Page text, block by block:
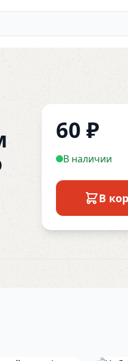
60 ₽
В наличии
В